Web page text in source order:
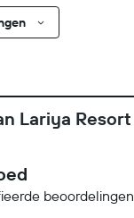
Lariya Resort
beoordelingen